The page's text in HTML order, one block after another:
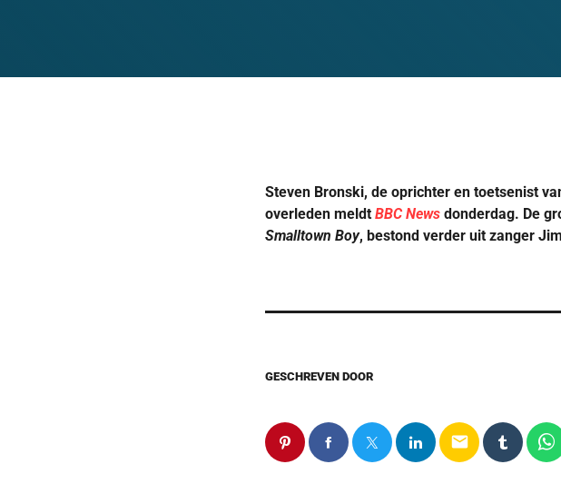
Steven Bronski, de oprichter en toetsenist
overleden meldt BBC News donderdag. De
Smalltown Boy, bestond verder uit zanger
GESCHREVEN DOOR
email